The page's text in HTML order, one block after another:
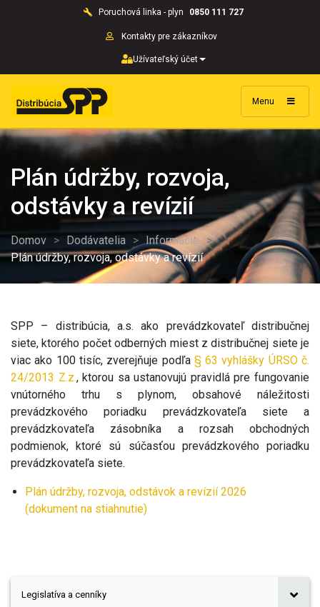
Poruchová linka - plyn 0850 111 727
Kontakty pre zákazníkov
Užívateľský účet
Menu
Plán údržby, rozvoja,
odstávky a revízií
Domov > Dodávatelia > Informácie >
Plán údržby, rozvoja, odstávky a revízií
Legislatíva a cenníky
SPP – distribúcia, a.s. ako prevádzkovateľ distribučnej
siete, ktorého počet odberných miest z distribučnej siete je
viac ako 100 tisíc, zverejňuje podľa § 63 vyhlášky ÚRSO č.
24/2013 Z.z., ktorou sa ustanovujú pravidlá pre fungovanie
vnútorného trhu s plynom, obsahové náležitosti
prevádzkového poriadku prevádzkovateľa siete a
prevádzkovateľa zásobníka a rozsah obchodných
podmienok, ktoré sú súčasťou prevádzkového poriadku
prevádzkovateľa siete.
Plán údržby, rozvoja, odstávok a revízií 2026
(dokument na stiahnutie)